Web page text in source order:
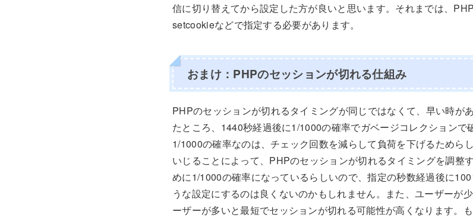
信に切り替えてから設定した方が良いと思います。それまでは、
setcookieなどで指定する必要があります。
おまけ：PHPのセッションが切れる仕組み
PHPのセッションが切れるタイミングが同じではなくて、早い時が
たところ、1440秒経過後に1/1000の確率でガベージコレクションで
1/1000の確率なのは、チェック回数を減らして負荷を下げるためら
いじることによって、PHPのセッションが切れるタイミングを調整
めに1/1000の確率になっているらしいので、指定の秒数経過後に
うな設定にするのは良くないのかもしれません。また、ユーザーが
ーザーが多いと最短でセッションが切れる可能性が高くなります。